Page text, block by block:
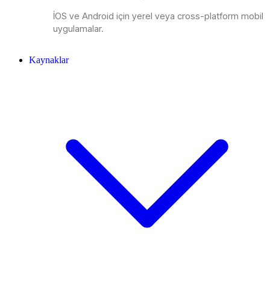
İOS ve Android için yerel veya cross-platform mobil
uygulamalar.
Kaynaklar